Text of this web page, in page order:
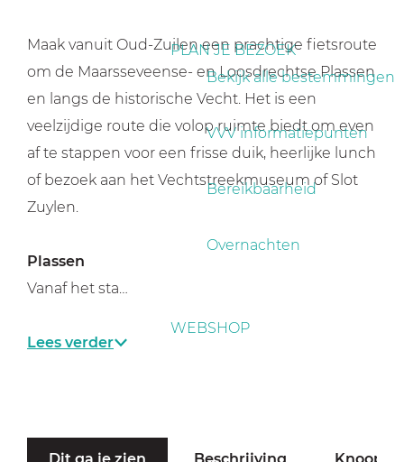
PLAN JE BEZOEK
Bekijk alle bestemmingen
VVV informatiepunten
Bereikbaarheid
Overnachten
WEBSHOP
Maak vanuit Oud-Zuilen een prachtige fietsroute
om de Maarsseveense- en Loosdrechtse Plassen
en langs de historische Vecht. Het is een
veelzijdige route die volop ruimte biedt om even
af te stappen voor een frisse duik, heerlijke lunch
of bezoek aan het Vechtstreekmuseum of Slot
Zuylen.
Plassen
Vanaf het sta…
Lees verder